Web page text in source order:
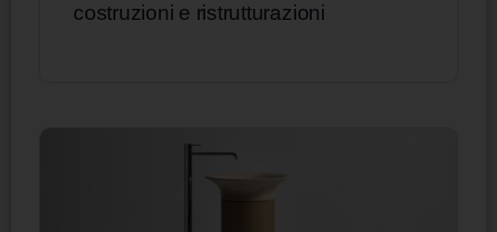
costruzioni e ristrutturazioni